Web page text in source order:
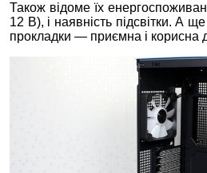
Також відоме їх
12 В), і наявність підсвітки. А ще
прокладки — приємна і корисна